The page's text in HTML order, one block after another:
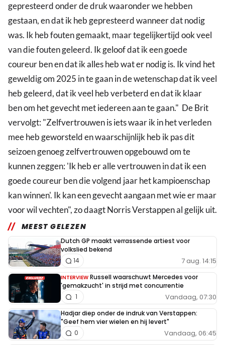
gepresteerd onder de druk waaronder we hebben
gestaan, en dat ik heb gepresteerd wanneer dat nodig
was. Ik heb fouten gemaakt, maar tegelijkertijd ook veel
van die fouten geleerd. Ik geloof dat ik een goede
coureur ben en dat ik alles heb wat er nodig is. Ik vind het
geweldig om 2025 in te gaan in de wetenschap dat ik veel
heb geleerd, dat ik veel heb verbeterd en dat ik klaar
ben om het gevecht met iedereen aan te gaan." De Brit
vervolgt: "Zelfvertrouwen is iets waar ik in het verleden
mee heb geworsteld en waarschijnlijk heb ik pas dit
seizoen genoeg zelfvertrouwen opgebouwd om te
kunnen zeggen: 'Ik heb er alle vertrouwen in dat ik een
goede coureur ben die volgend jaar het kampioenschap
kan winnen'. Ik kan een gevecht aangaan met wie er maar
voor wil vechten", zo daagt Norris Verstappen al gelijk uit.
MEEST GELEZEN
Dutch GP maakt verrassende artiest voor
volkslied bekend
7 aug. 14:15
14
INTERVIEW Russell waarschuwt Mercedes voor
'gemakzucht' in strijd met concurrentie
Vandaag, 07:30
1
Hadjar diep onder de indruk van Verstappen:
"Geef hem vier wielen en hij levert"
Vandaag, 06:45
0